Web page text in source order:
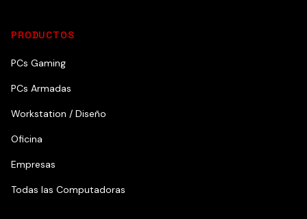
PRODUCTOS
PCs Gaming
PCs Armadas
Workstation / Diseño
Oficina
Empresas
Todas las Computadoras